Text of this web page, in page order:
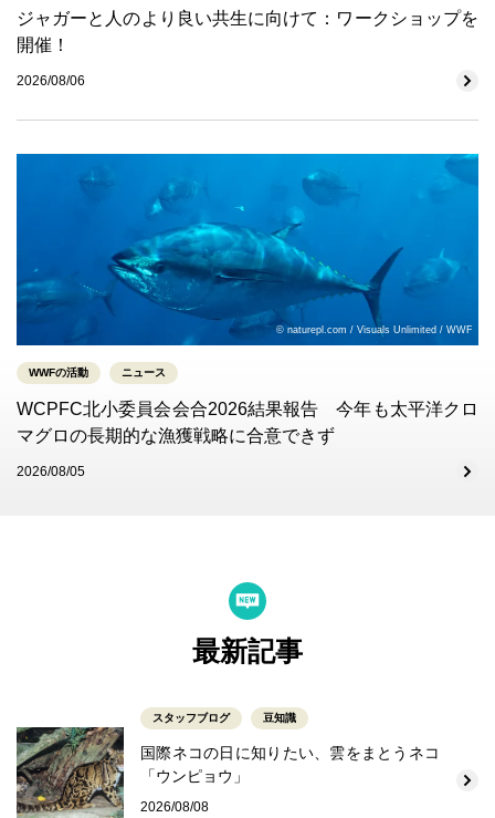
ジャガーと人のより良い共生に向けて：ワークショップを
開催！
2026/08/06
© naturepl.com / Visuals Unlimited / WWF
WWFの活動 ニュース
WCPFC北小委員会会合2026結果報告 今年も太平洋クロ
マグロの長期的な漁獲戦略に合意できず
2026/08/05
最新記事
スタッフブログ 豆知識
国際ネコの日に知りたい、雲をまとうネコ
「ウンピョウ」
2026/08/08